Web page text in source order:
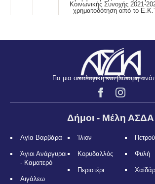
Κοινωνικής Συνοχής 2021-
χρηματοδότηση από το
Για μια οικολογική και βιώσιμη
Δήμοι - Μέλη ΑΣΔΑ
Αγία Βαρβάρα
Άγιοι Ανάργυροι
- Καματερό
Αιγάλεω
Ίλιον
Κορυδαλλός
Περιστέρι
Φυλή